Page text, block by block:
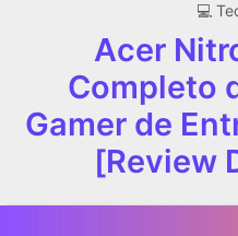
‍💻
Acer
Completo
Gamer de
[Review